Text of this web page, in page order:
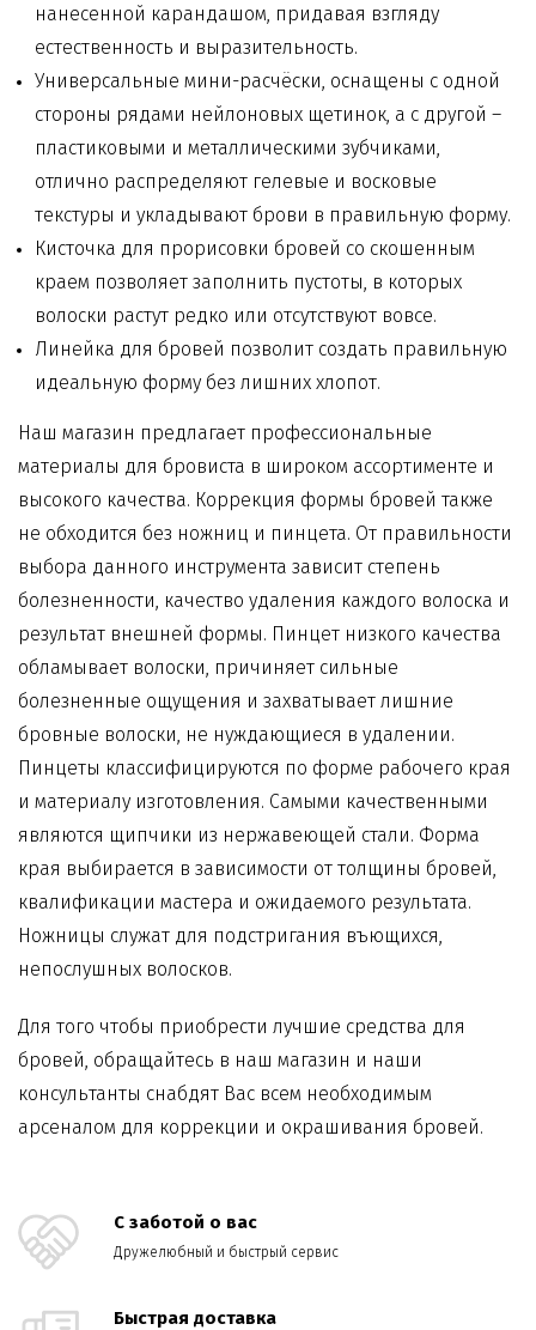
нанесенной карандашом, придавая взгляду
естественность и выразительность.
Универсальные мини-расчёски, оснащены с одной
стороны рядами нейлоновых щетинок, а с другой –
пластиковыми и металлическими зубчиками,
отлично распределяют гелевые и восковые
текстуры и укладывают брови в правильную форму.
Кисточка для прорисовки бровей со скошенным
краем позволяет заполнить пустоты, в которых
волоски растут редко или отсутствуют вовсе.
Линейка для бровей позволит создать правильную
идеальную форму без лишних хлопот.
Наш магазин предлагает профессиональные
материалы для бровиста в широком ассортименте и
высокого качества. Коррекция формы бровей также
не обходится без ножниц и пинцета. От правильности
выбора данного инструмента зависит степень
болезненности, качество удаления каждого волоска и
результат внешней формы. Пинцет низкого качества
обламывает волоски, причиняет сильные
болезненные ощущения и захватывает лишние
бровные волоски, не нуждающиеся в удалении.
Пинцеты классифицируются по форме рабочего края
и материалу изготовления. Самыми качественными
являются щипчики из нержавеющей стали. Форма
края выбирается в зависимости от толщины бровей,
квалификации мастера и ожидаемого результата.
Ножницы служат для подстригания въющихся,
непослушных волосков.
Для того чтобы приобрести лучшие средства для
бровей , обращайтесь в наш магазин и наши
консультанты снабдят Вас всем необходимым
арсеналом для коррекции и окрашивания бровей.
С заботой о вас
Дружелюбный и быстрый сервис
Быстрая доставка